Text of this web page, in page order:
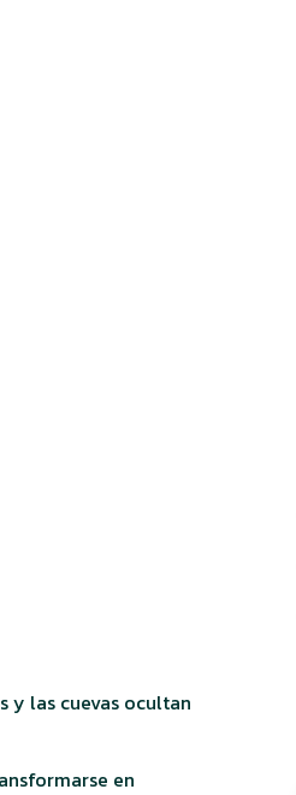
y las cuevas ocultan
en